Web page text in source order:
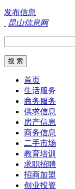
发布信息
昆山信息网
首页
生活服务
商务服务
供求信息
房产信息
商务信息
二手市场
教育培训
求职招聘
招商加盟
创业投资